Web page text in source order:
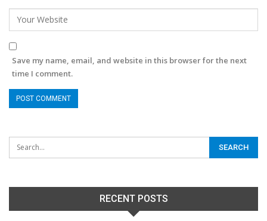
Save my name, email, and website in this browser for the next
time I comment.
RECENT POSTS